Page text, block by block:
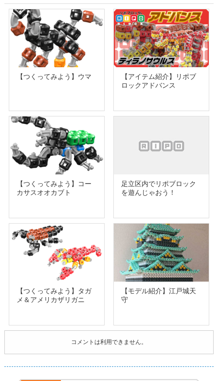
【つくってみよう】ウマ
【アイテム紹介】リポブ
ロックアドバンス
【つくってみよう】コー
カサスオオカブト
足立区内でリポブロック
を遊んじゃおう！
【つくってみよう】タガ
メ＆アメリカザリガニ
【モデル紹介】江戸城天
守
コメントは利用できません。